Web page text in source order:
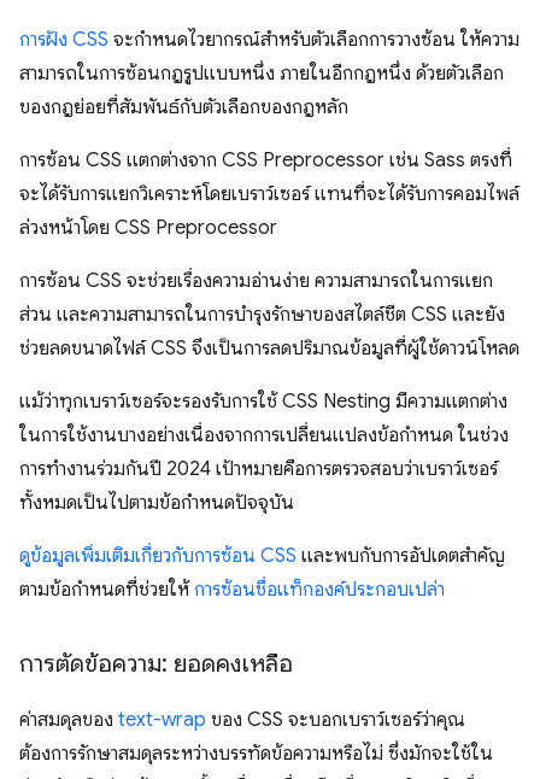
การฝัง CSS จะกำหนดไวยากรณ์สำหรับตัวเลือกการวางซ้อน ให้ความ
สามารถในการซ้อนกฎรูปแบบหนึ่ง ภายในอีกกฎหนึ่ง ด้วยตัวเลือก
ของกฎย่อยที่สัมพันธ์กับตัวเลือกของกฎหลัก
การซ้อน CSS แตกต่างจาก CSS Preprocessor เช่น Sass ตรงที่
จะได้รับการแยกวิเคราะห์โดยเบราว์เซอร์ แทนที่จะได้รับการคอมไพล์
ล่วงหน้าโดย CSS Preprocessor
การซ้อน CSS จะช่วยเรื่องความอ่านง่าย ความสามารถในการแยก
ส่วน และความสามารถในการบำรุงรักษาของสไตล์ชีต CSS และยัง
ช่วยลดขนาดไฟล์ CSS จึงเป็นการลดปริมาณข้อมูลที่ผู้ใช้ดาวน์โหลด
แม้ว่าทุกเบราว์เซอร์จะรองรับการใช้ CSS Nesting มีความแตกต่าง
ในการใช้งานบางอย่างเนื่องจากการเปลี่ยนแปลงข้อกำหนด ในช่วง
การทำงานร่วมกันปี 2024 เป้าหมายคือการตรวจสอบว่าเบราว์เซอร์
ทั้งหมดเป็นไปตามข้อกำหนดปัจจุบัน
ดูข้อมูลเพิ่มเติมเกี่ยวกับการซ้อน CSS และพบกับการอัปเดตสำคัญ
ตามข้อกำหนดที่ช่วยให้ การซ้อนชื่อแท็กองค์ประกอบเปล่า
การตัดข้อความ: ยอดคงเหลือ
ค่าสมดุลของ text-wrap ของ CSS จะบอกเบราว์เซอร์ว่าคุณ
ต้องการรักษาสมดุลระหว่างบรรทัดข้อความหรือไม่ ซึ่งมักจะใช้ใน